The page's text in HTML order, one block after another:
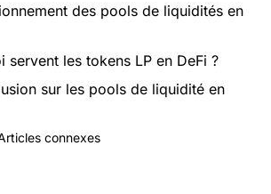
des pools de liquidités en
servent les tokens LP en DeFi ?
sur les pools de liquidité en
connexes